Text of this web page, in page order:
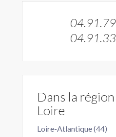
Dans la région
Loire
Loire-Atlantique (44)